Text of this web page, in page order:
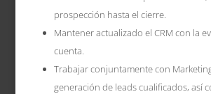
prospección hasta el cierre.
Mantener actualizado el CRM con la
cuenta.
Trabajar conjuntamente con
generación de leads cualificados, así